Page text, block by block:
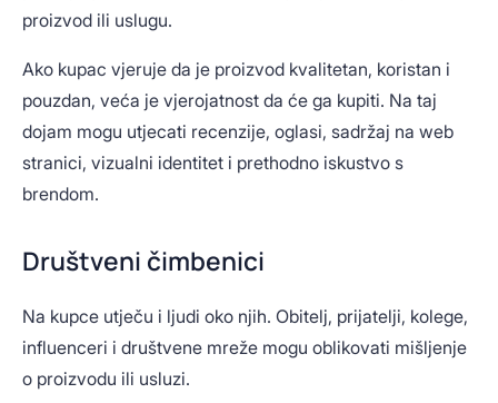
proizvod ili uslugu.
Ako kupac vjeruje da je proizvod kvalitetan, koristan i
pouzdan, veća je vjerojatnost da će ga kupiti. Na taj
dojam mogu utjecati recenzije, oglasi, sadržaj na web
stranici, vizualni identitet i prethodno iskustvo s
brendom.
Društveni čimbenici
Na kupce utječu i ljudi oko njih. Obitelj, prijatelji, kolege,
influenceri i društvene mreže mogu oblikovati mišljenje
o proizvodu ili usluzi.